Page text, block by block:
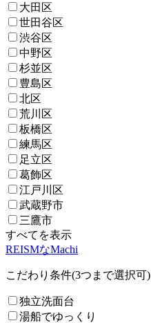
大田区
世田谷区
渋谷区
中野区
杉並区
豊島区
北区
荒川区
板橋区
練馬区
足立区
葛飾区
江戸川区
武蔵野市
三鷹市
すべてを表示
REISMなMachi
こだわり条件(3つまで選択可)
独立洗面台
湯船でゆっくり